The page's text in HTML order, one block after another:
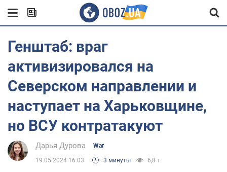
Генштаб: враг
активизировался на
Северском направлении и
наступает на Харьковщине,
но ВСУ контратакуют
Дарья Дурова War
19.05.2024 16:03 3 минуты 6,8 т.